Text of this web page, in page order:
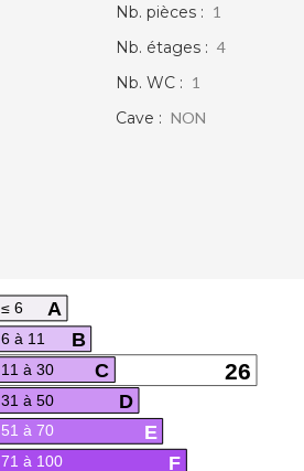
Nb. pièces : 1
Nb. étages : 4
Nb. WC : 1
Cave : NON
A
≤ 6
B
6 à 11
26
C
11 à 30
D
31 à 50
E
51 à 70
F
71 à 100